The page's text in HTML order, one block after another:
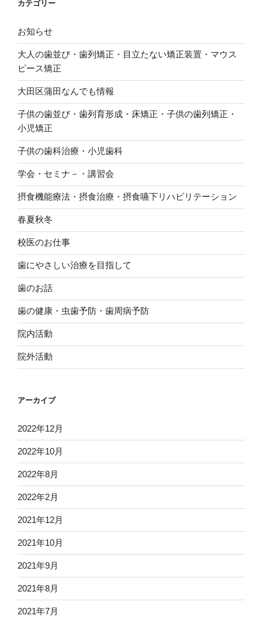
カテゴリー
お知らせ
大人の歯並び・歯列矯正・目立たない矯正装置・マウス
ピース矯正
大田区蒲田なんでも情報
子供の歯並び・歯列育形成・床矯正・子供の歯列矯正・
小児矯正
子供の歯科治療・小児歯科
学会・セミナ－・講習会
摂食機能療法・摂食治療・摂食嚥下リハビリテーション
春夏秋冬
校医のお仕事
歯にやさしい治療を目指して
歯のお話
歯の健康・虫歯予防・歯周病予防
院内活動
院外活動
アーカイブ
2022年12月
2022年10月
2022年8月
2022年2月
2021年12月
2021年10月
2021年9月
2021年8月
2021年7月